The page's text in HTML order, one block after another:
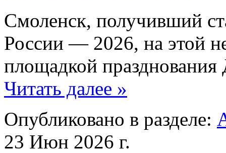
Смоленск, получивший
России — 2026, на этой
площадкой
Читать далее »
Опубликовано в разделе:
23 Июн 2026 г.